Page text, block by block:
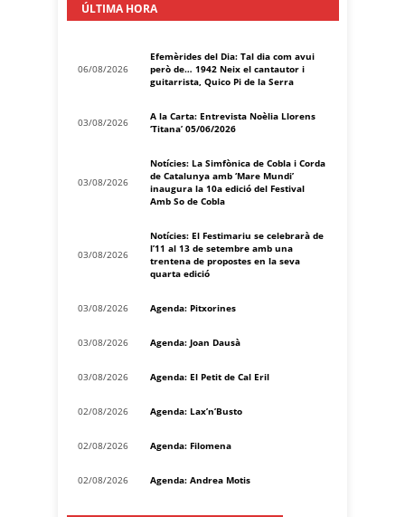
ÚLTIMA HORA
06/08/2026
Efemèrides del Dia: Tal dia com avui
però de… 1942 Neix el cantautor i
guitarrista, Quico Pi de la Serra
03/08/2026
A la Carta: Entrevista Noèlia Llorens
‘Titana’ 05/06/2026
03/08/2026
Notícies: La Simfònica de Cobla i Corda
de Catalunya amb ‘Mare Mundi’
inaugura la 10a edició del Festival
Amb So de Cobla
03/08/2026
Notícies: El Festimariu se celebrarà de
l’11 al 13 de setembre amb una
trentena de propostes en la seva
quarta edició
03/08/2026 Agenda: Pitxorines
03/08/2026 Agenda: Joan Dausà
03/08/2026 Agenda: El Petit de Cal Eril
02/08/2026 Agenda: Lax’n’Busto
02/08/2026 Agenda: Filomena
02/08/2026 Agenda: Andrea Motis